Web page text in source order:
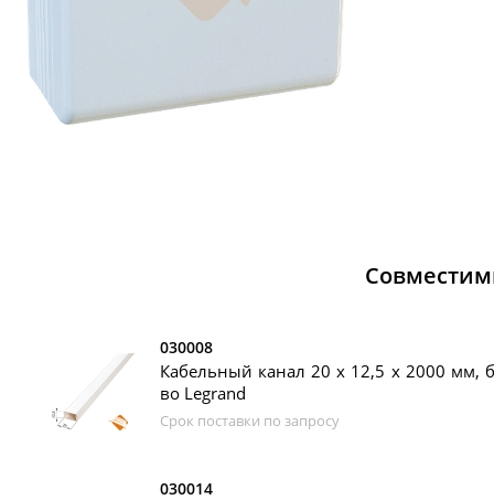
030008
Кабельный канал 20 x 12,5 x 2000 мм,
во Legrand
Срок поставки по запросу
030014